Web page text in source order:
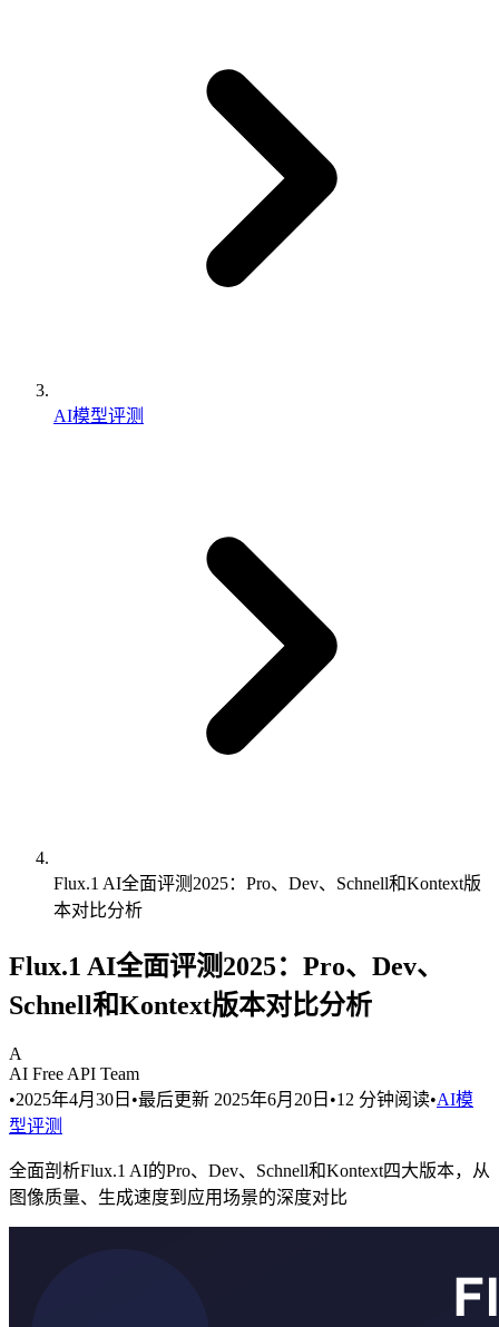
AI模型评测
Flux.1 AI全面评测2025：Pro、Dev、Schnell和Kontext版
本对比分析
Flux.1 AI全面评测2025：Pro、Dev、
Schnell和Kontext版本对比分析
A
AI Free API Team
•2025年4月30日 •最后更新 2025年6月20日 •12 分钟阅读•AI模
型评测
全面剖析Flux.1 AI的Pro、Dev、Schnell和Kontext四大版本，从
图像质量、生成速度到应用场景的深度对比